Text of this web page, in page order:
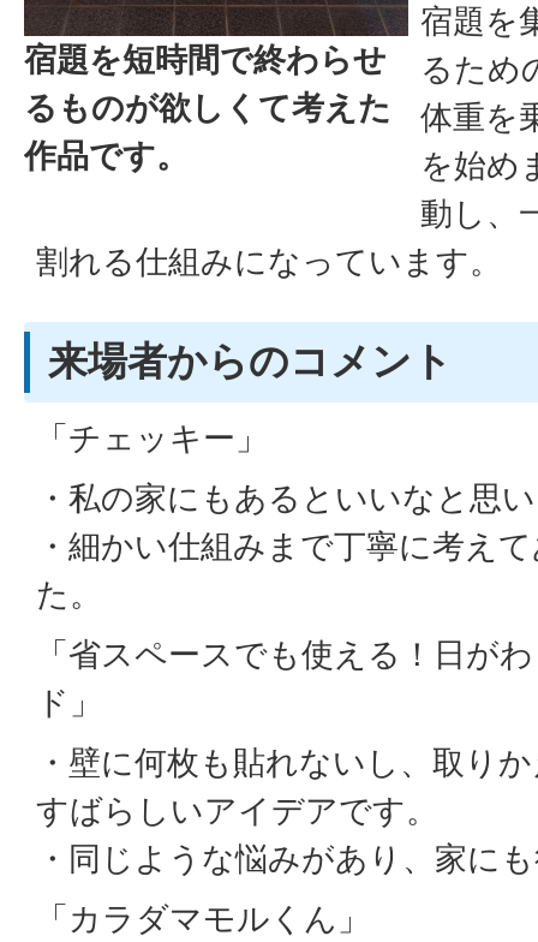
宿題を短時間で終わらせ
るものが欲しくて考えた
作品です。
宿題を
るため
体重を
を始め
動し、
割れる仕組みになっています。
来場者からのコメント
「チェッキー」
・私の家にもあるといいなと思
・細かい仕組みまで丁寧に考え
た。
「省スペースでも使える！日が
ド」
・壁に何枚も貼れないし、取り
すばらしいアイデアです。
・同じような悩みがあり、家に
「カラダマモルくん」